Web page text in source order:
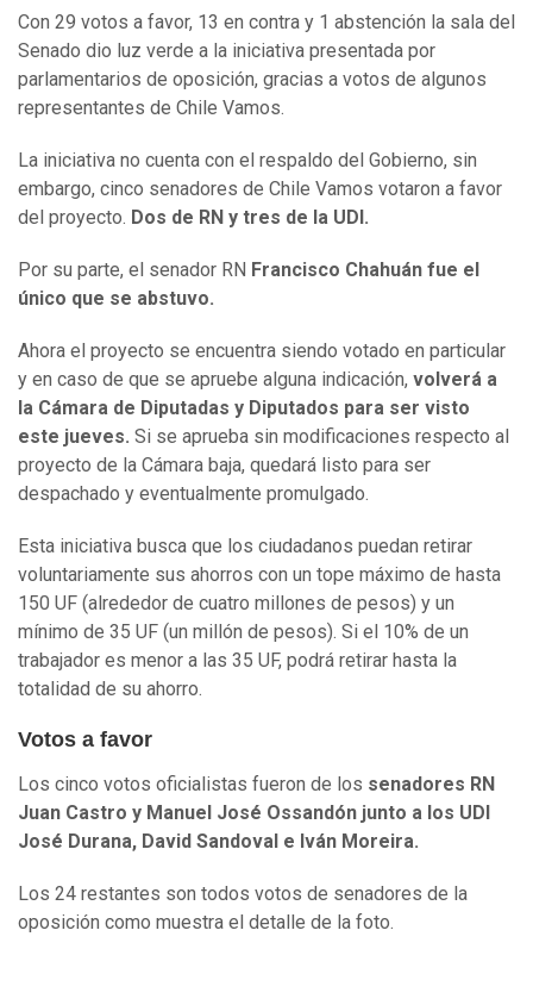
Con 29 votos a favor, 13 en contra y 1 abstención la sala del
Senado dio luz verde a la iniciativa presentada por
parlamentarios de oposición, gracias a votos de algunos
representantes de Chile Vamos.
La iniciativa no cuenta con el respaldo del Gobierno, sin
embargo, cinco senadores de Chile Vamos votaron a favor
del proyecto. Dos de RN y tres de la UDI.
Por su parte, el senador RN Francisco Chahuán fue el
único que se abstuvo.
Ahora el proyecto se encuentra siendo votado en particular
y en caso de que se apruebe alguna indicación, volverá a
la Cámara de Diputadas y Diputados para ser visto
este jueves. Si se aprueba sin modificaciones respecto al
proyecto de la Cámara baja, quedará listo para ser
despachado y eventualmente promulgado.
Esta iniciativa busca que los ciudadanos puedan retirar
voluntariamente sus ahorros con un tope máximo de hasta
150 UF (alrededor de cuatro millones de pesos) y un
mínimo de 35 UF (un millón de pesos). Si el 10% de un
trabajador es menor a las 35 UF, podrá retirar hasta la
totalidad de su ahorro.
Votos a favor
Los cinco votos oficialistas fueron de los senadores RN
Juan Castro y Manuel José Ossandón junto a los UDI
José Durana, David Sandoval e Iván Moreira.
Los 24 restantes son todos votos de senadores de la
oposición como muestra el detalle de la foto.